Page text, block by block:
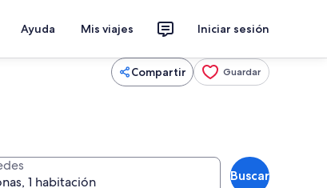
Ayuda Mis viajes Iniciar sesión
Compartir Guardar
Buscar